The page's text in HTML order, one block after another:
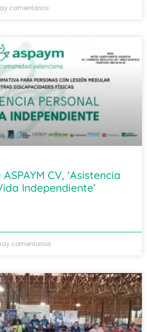
comentarios
CV, ‘Asistencia
Independiente’
comentarios